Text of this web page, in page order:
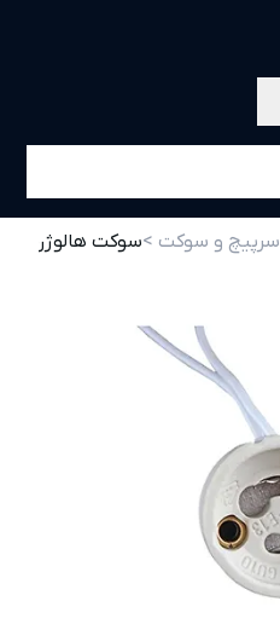
سرپیچ و سوکت >سوکت هالوژن GU10